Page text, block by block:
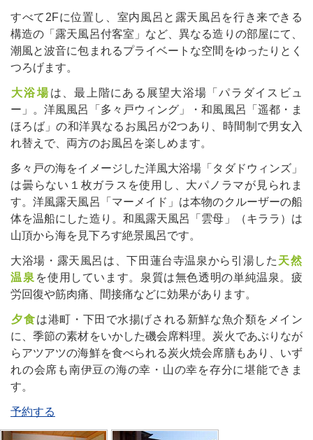
すべて2Fに位置し、室内風呂と露天風呂を行き来できる
構造の「露天風呂付客室」など、異なる造りの部屋にて、
潮風と波音に包まれるプライベートな空間をゆったりとく
つろげます。
大浴場は、最上階にある展望大浴場「パラダイスビュ
ー」。洋風風呂「多々戸ウィング」・和風風呂「遥都・ま
ほろば」の和洋異なるお風呂が2つあり、時間制で男女入
れ替えで、両方のお風呂を楽しめます。
多々戸の海をイメージした洋風大浴場「タダドウィンズ」
は曇らない１枚ガラスを使用し、大パノラマが見られま
す。洋風露天風呂「マーメイド」は本物のクルーザーの船
体を温船にした造り。和風露天風呂「雲母」（キララ）は
山頂から海を見下ろす絶景風呂です。
大浴場・露天風呂は、下田蓮台寺温泉から引湯した 天然
温泉 を使用しています。泉質は無色透明の単純温泉。疲
労回復や筋肉痛、間接痛などに効果があります。
夕食は港町・下田で水揚げされる新鮮な魚介類をメイン
に、季節の素材をいかした磯会席料理。炭火であぶりなが
らアツアツの海鮮を食べられる炭火焼会席膳もあり、いず
れの会席も南伊豆の海の幸・山の幸を存分に堪能できま
す。
予約する